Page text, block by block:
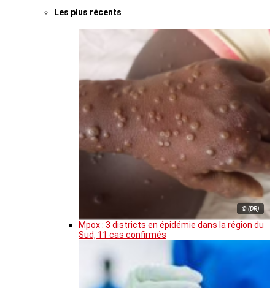
Les plus récents
© (DR)
Mpox : 3 districts en épidémie dans la région du
Sud, 11 cas confirmés